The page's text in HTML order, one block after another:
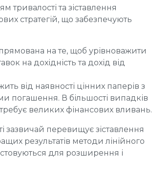
тривалості та зіставлення
стратегій, що забезпечують
на те, щоб урівноважити
на дохідність та дохід від
від наявності цінних паперів з
погашення. В більшості випадків
великих фінансових вливань.
зазвичай перевищує зіставлення
результатів методи лінійного
для розширення і